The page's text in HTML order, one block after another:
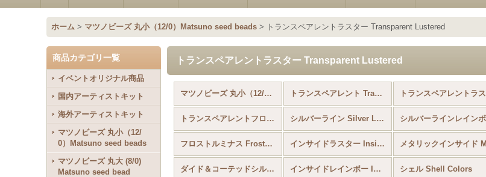
ホーム > マツノビーズ 丸小（12/0）Matsuno seed beads > トランスペアレントラスター Transparent Lustered
商品カテゴリ一覧
イベントオリジナル商品
国内アーティストキット
海外アーティストキット
マツノビーズ 丸小（12/
0）Matsuno seed beads
マツノビーズ 丸大 (8/0)
Matsuno seed bead
トランスペアレントラスター Transparent Lustered
マツノビーズ 丸小（12/0）Matsuno seed beads (全商品) トランスペアレント Transparent
トランスペアレントフロストAB Frosted AB Colors シルバーライン Silver Lined
フロストルミナス Frosted Luminous インサイドラスター Inside Colors Lustered
ダイド＆コーテッドシルバー Dyed Colors ＆ Coated Silver Colors インサイドレインボー Inside Colors Rainbow シェル Shell Colors